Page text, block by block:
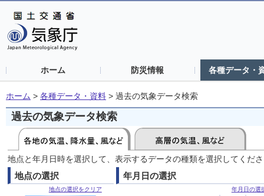
ホーム 防災情報 各種データ・
ホーム > 各種データ・資料 > 過去の気象データ検索
過去の気象データ検索
地点と年月日時を選択して、表示するデータの種類を選択してくだ
地点の選択
地点の選択をクリア
年月日の選択
年月日の選